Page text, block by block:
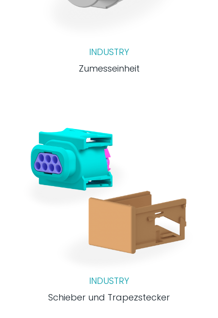
INDUSTRY
Zumesseinheit
INDUSTRY
Schieber und Trapezstecker